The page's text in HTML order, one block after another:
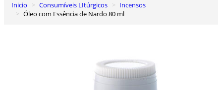
0
Carrinho de Compras
Inicio Consumíveis LItúrgicos
Incensos
Óleo com Essência de Nardo 80 ml